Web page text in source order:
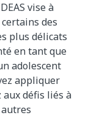
vise à
des
plus délicats
en tant que
adolescent
appliquer
aux défis liés à